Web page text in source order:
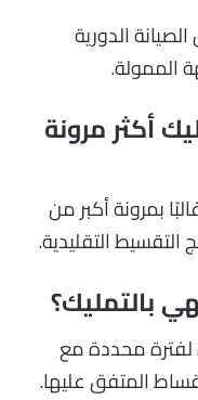
الدورية
الممولة.
أكثر مرونة
بمرونة أكبر من
التقليدية.
بالتمليك؟
لفترة محددة مع
المتفق عليها.